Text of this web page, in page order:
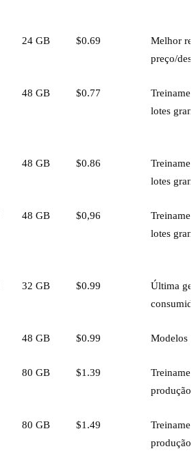
24 GB $0.69
Melhor
preço/
48 GB $0.77
lotes
48 GB $0.86
lotes
48 GB $0,96
lotes
32 GB $0.99
Última
48 GB $0.99 Modelos
80 GB $1.39
produção
80 GB $1.49
produção